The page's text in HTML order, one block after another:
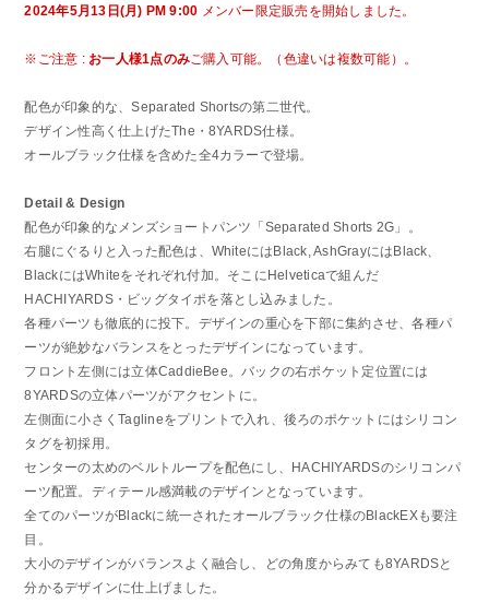
2024年5月13日(月) PM 9:00 メンバー限定販売を開始しました。
※ご注意 : お一人様1点のみご購入可能。（色違いは複数可能）。
配色が印象的な、Separated Shortsの第二世代。
デザイン性高く仕上げたThe・8YARDS仕様。
オールブラック仕様を含めた全4カラーで登場。
Detail & Design
配色が印象的なメンズショートパンツ「Separated Shorts 2G」。
右腿にぐるりと入った配色は、WhiteにはBlack, AshGrayにはBlack、
BlackにはWhiteをそれぞれ付加。そこにHelveticaで組んだ
HACHIYARDS・ビッグタイポを落とし込みました。
各種パーツも徹底的に投下。デザインの重心を下部に集約させ、各種パ
ーツが絶妙なバランスをとったデザインになっています。
フロント左側には立体CaddieBee。バックの右ポケット定位置には
8YARDSの立体パーツがアクセントに。
左側面に小さくTaglineをプリントで入れ、後ろのポケットにはシリコン
タグを初採用。
センターの太めのベルトループを配色にし、HACHIYARDSのシリコンパ
ーツ配置。ディテール感満載のデザインとなっています。
全てのパーツがBlackに統一されたオールブラック仕様のBlackEXも要注
目。
大小のデザインがバランスよく融合し、どの角度からみても8YARDSと
分かるデザインに仕上げました。